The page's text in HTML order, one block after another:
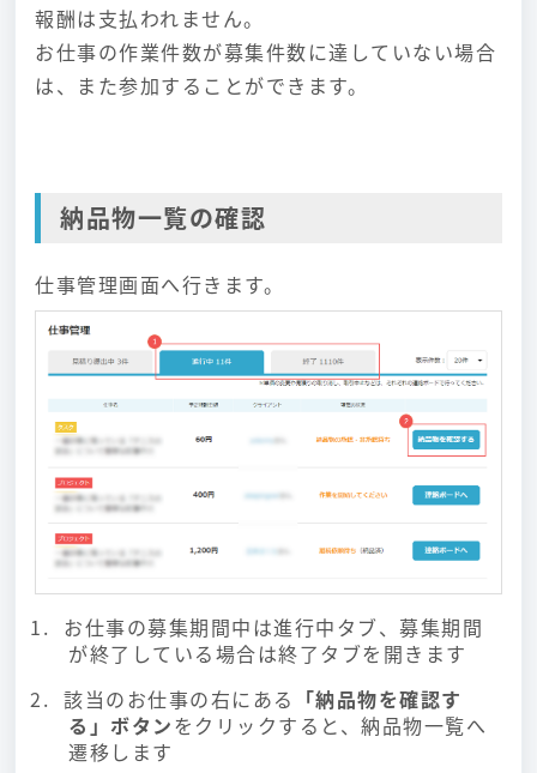
報酬は支払われません。
お仕事の作業件数が募集件数に達していない場合
は、また参加することができます。
納品物一覧の確認
仕事管理画面へ行きます。
お仕事の募集期間中は進行中タブ、募集期間
が終了している場合は終了タブを開きます
該当のお仕事の右にある 「納品物を確認す
る」ボタンをクリックすると、納品物一覧へ
遷移します